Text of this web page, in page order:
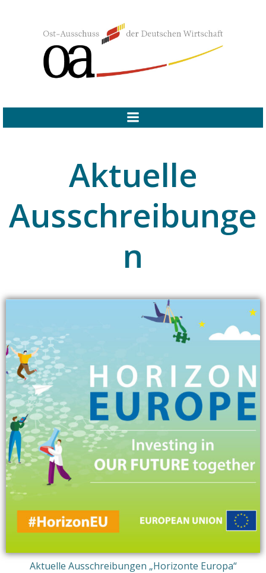
springen
Aktuelle
Ausschreibunge
n
Aktuelle Ausschreibungen „Horizonte Europa“